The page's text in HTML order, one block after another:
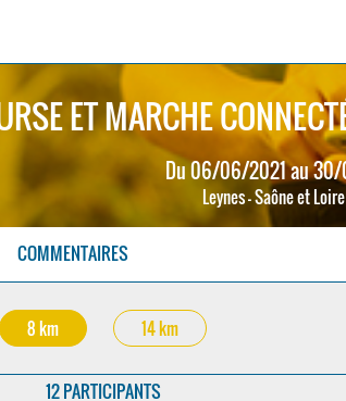
ET MARCHE
Du 06/06/2021 au
Leynes - Saône et
COMMENTAIRES
8 km 14 km
12 PARTICIPANTS